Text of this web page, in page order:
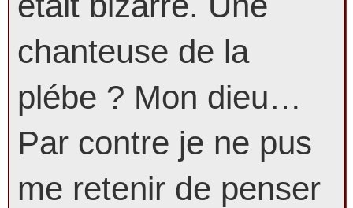
chanteuse de la
plébe ? Mon dieu…
Par contre je ne pus
me retenir de penser